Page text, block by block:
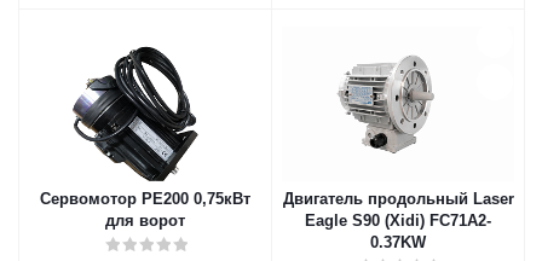
Сервомотор PE200 0,75кВт
для ворот
Двигатель продольный Laser
Eagle S90 (Xidi) FC71A2-
0.37KW